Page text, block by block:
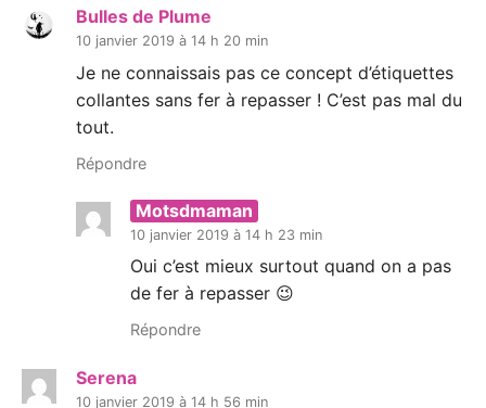
Bulles de Plume
10 janvier 2019 à 14 h 20 min
Je ne connaissais pas ce concept d’étiquettes
collantes sans fer à repasser ! C’est pas mal du
tout.
Répondre
Motsdmaman
10 janvier 2019 à 14 h 23 min
Oui c’est mieux surtout quand on a pas
de fer à repasser 😉
Répondre
Serena
10 janvier 2019 à 14 h 56 min